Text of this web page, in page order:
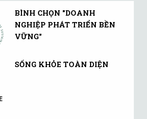
BÌNH CHỌN "DOANH
NGHIỆP PHÁT TRIỂN BỀN
VỮNG"
SỐNG KHỎE TOÀN DIỆN